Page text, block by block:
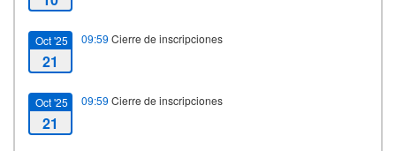
Oct '25
21
09:59 Cierre de inscripciones
Oct '25
21
09:59 Cierre de inscripciones